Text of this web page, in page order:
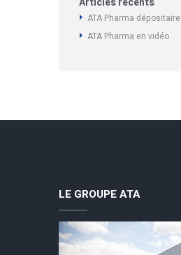
ATA Pharma dépositaire
ATA Pharma en vidéo
LE GROUPE ATA